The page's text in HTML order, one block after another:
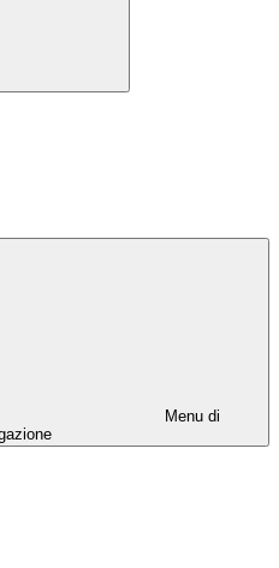
Menu di